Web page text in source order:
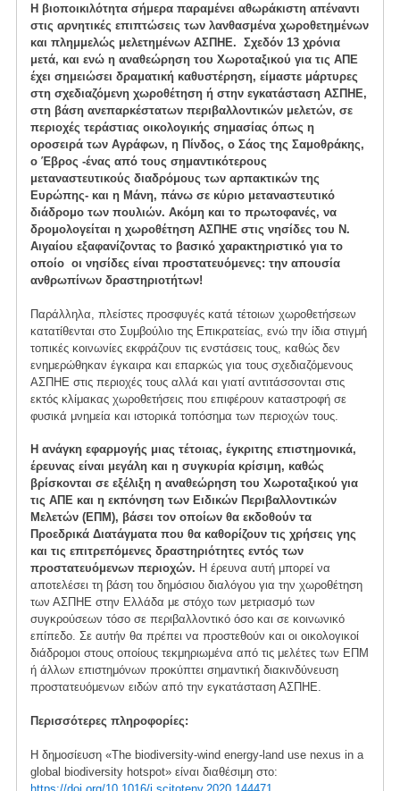
H βιοποικιλότητα σήμερα παραμένει αθωράκιστη απέναντι
στις αρνητικές επιπτώσεις των λανθασμένα χωροθετημένων
και πλημμελώς μελετημένων ΑΣΠΗΕ. Σχεδόν 13 χρόνια
μετά, και ενώ η αναθεώρηση του Χωροταξικού για τις ΑΠΕ
έχει σημειώσει δραματική καθυστέρηση, είμαστε μάρτυρες
στη σχεδιαζόμενη χωροθέτηση ή στην εγκατάσταση ΑΣΠΗΕ,
στη βάση ανεπαρκέστατων περιβαλλοντικών μελετών, σε
περιοχές τεράστιας οικολογικής σημασίας όπως η
οροσειρά των Αγράφων, η Πίνδος, ο Σάος της Σαμοθράκης,
ο Έβρος -ένας από τους σημαντικότερους
μεταναστευτικούς διαδρόμους των αρπακτικών της
Ευρώπης- και η Μάνη, πάνω σε κύριο μεταναστευτικό
διάδρομο των πουλιών. Ακόμη και το πρωτοφανές, να
δρομολογείται η χωροθέτηση ΑΣΠΗΕ στις νησίδες του Ν.
Αιγαίου εξαφανίζοντας το βασικό χαρακτηριστικό για το
οποίο οι νησίδες είναι προστατευόμενες: την απουσία
ανθρωπίνων δραστηριοτήτων!
Παράλληλα, πλείστες προσφυγές κατά τέτοιων χωροθετήσεων
κατατίθενται στο Συμβούλιο της Επικρατείας, ενώ την ίδια στιγμή
τοπικές κοινωνίες εκφράζουν τις ενστάσεις τους, καθώς δεν
ενημερώθηκαν έγκαιρα και επαρκώς για τους σχεδιαζόμενους
ΑΣΠΗΕ στις περιοχές τους αλλά και γιατί αντιτάσσονται στις
εκτός κλίμακας χωροθετήσεις που επιφέρουν καταστροφή σε
φυσικά μνημεία και ιστορικά τοπόσημα των περιοχών τους.
Η ανάγκη εφαρμογής μιας τέτοιας, έγκριτης επιστημονικά,
έρευνας είναι μεγάλη και η συγκυρία κρίσιμη, καθώς
βρίσκονται σε εξέλιξη η αναθεώρηση του Χωροταξικού για
τις ΑΠΕ και η εκπόνηση των Ειδικών Περιβαλλοντικών
Μελετών (ΕΠΜ), βάσει τον οποίων θα εκδοθούν τα
Προεδρικά Διατάγματα που θα καθορίζουν τις χρήσεις γης
και τις επιτρεπόμενες δραστηριότητες εντός των
προστατευόμενων περιοχών. Η έρευνα αυτή μπορεί να
αποτελέσει τη βάση του δημόσιου διαλόγου για την χωροθέτηση
των ΑΣΠΗΕ στην Ελλάδα με στόχο των μετριασμό των
συγκρούσεων τόσο σε περιβαλλοντικό όσο και σε κοινωνικό
επίπεδο. Σε αυτήν θα πρέπει να προστεθούν και οι οικολογικοί
διάδρομοι στους οποίους τεκμηριωμένα από τις μελέτες των ΕΠΜ
ή άλλων επιστημόνων προκύπτει σημαντική διακινδύνευση
προστατευόμενων ειδών από την εγκατάσταση ΑΣΠΗΕ.
Περισσότερες πληροφορίες:
H δημοσίευση «The biodiversity-wind energy-land use nexus in a
global biodiversity hotspot» είναι διαθέσιμη στο: